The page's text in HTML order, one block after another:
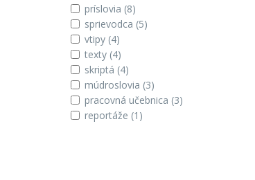
príslovia (8)
sprievodca (5)
vtipy (4)
texty (4)
skriptá (4)
múdroslovia (3)
pracovná učebnica (3)
reportáže (1)